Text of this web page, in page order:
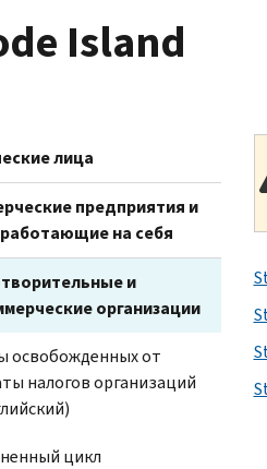
Island
лица
предприятия и
на себя
и
организации
освобожденных от
налогов организаций
цикл